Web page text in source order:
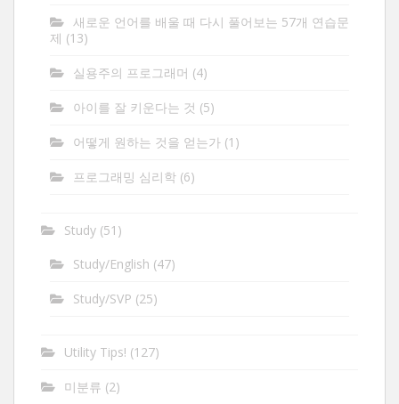
새로운 언어를 배울 때 다시 풀어보는 57개 연습문
제 (13)
실용주의 프로그래머 (4)
아이를 잘 키운다는 것 (5)
어떻게 원하는 것을 얻는가 (1)
프로그래밍 심리학 (6)
Study (51)
Study/English (47)
Study/SVP (25)
Utility Tips! (127)
미분류 (2)